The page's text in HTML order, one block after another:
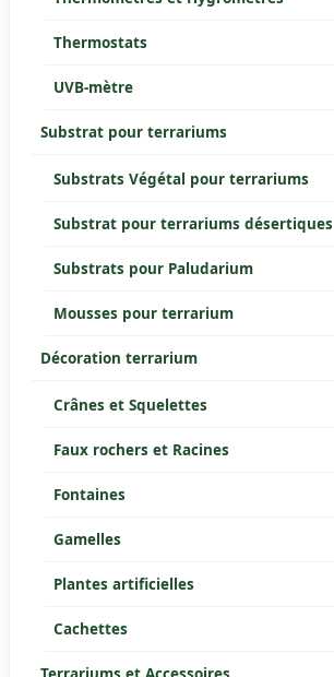
Thermostats
UVB-mètre
Substrat pour terrariums
Substrats Végétal pour terrariums
Substrat pour terrariums désertiques
Substrats pour Paludarium
Mousses pour terrarium
Décoration terrarium
Crânes et Squelettes
Faux rochers et Racines
Fontaines
Gamelles
Plantes artificielles
Cachettes